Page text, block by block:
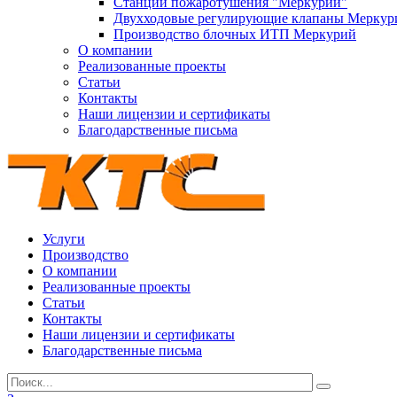
Двухходовые регулирующие клапаны
Производство блочных ИТП Меркурий
О компании
Реализованные проекты
Статьи
Контакты
Наши лицензии и сертификаты
Благодарственные письма
Услуги
Производство
О компании
Реализованные проекты
Статьи
Контакты
Наши лицензии и сертификаты
Благодарственные письма